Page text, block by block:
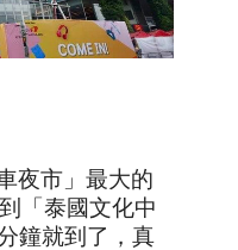
夜市」最大的
到「泰國文化中
鐘就到了，真